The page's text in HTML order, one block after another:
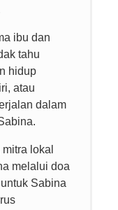
ibu dan
tahu
hidup
atau
dalam
lokal
melalui doa
Sabina